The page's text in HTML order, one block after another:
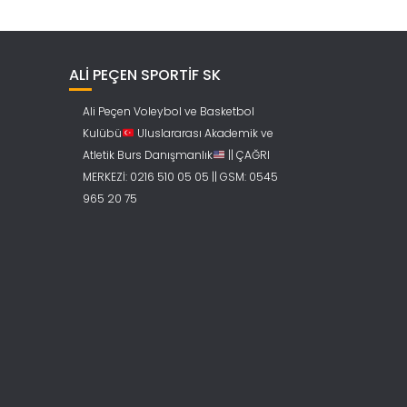
ALİ PEÇEN SPORTİF SK
Ali Peçen Voleybol ve Basketbol
Kulübü
Uluslararası Akademik ve
Atletik Burs Danışmanlık
|| ÇAĞRI
MERKEZİ: 0216 510 05 05 || GSM: 0545
965 20 75